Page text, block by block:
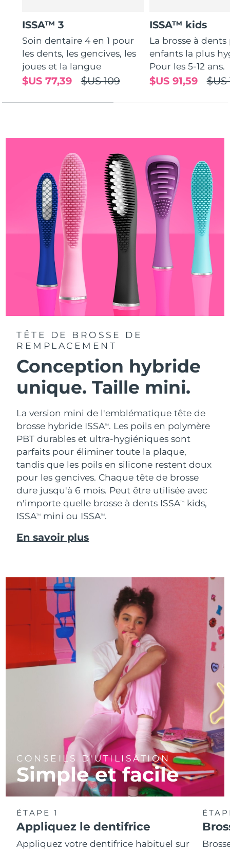
ISSA™ 3
Soin dentaire 4 en 1 pour
les dents, les gencives, les
joues et la langue
$US 109
$US 77,39
ISSA™ kids
La brosse à
enfants la plus
Pour les 5-12 ans.
$US
$US 91,59
TÊTE DE BROSSE DE
REMPLACEMENT
Conception hybride
unique. Taille mini.
La version mini de l'emblématique tête de
brosse hybride ISSATM. Les poils en polymère
PBT durables et ultra-hygiéniques sont
parfaits pour éliminer toute la plaque,
tandis que les poils en silicone restent doux
pour les gencives. Chaque tête de brosse
dure jusqu'à 6 mois. Peut être utilisée avec
n'importe quelle brosse à dents ISSATM
kids,
ISSATM mini ou ISSATM.
En savoir plus
CONSEILS D'UTILISATION
Simple et facile
ÉTAPE 1
Appliquez le dentifrice
Appliquez votre dentifrice habituel sur
Turquie Livraison estimée10/08/2026
Émirats arabes unis Livraison estimée10/08/2026
Royaume-Uni Livraison estimée 09/08/2026
Viêt Nam Livraison estimée15/08/2026